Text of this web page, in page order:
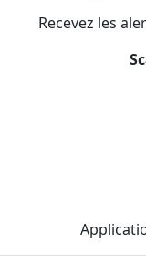
Recevez les